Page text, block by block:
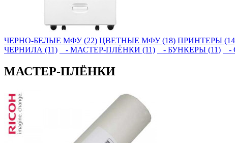
ЧЕРНО-БЕЛЫЕ МФУ (22) ЦВЕТНЫЕ МФУ (18) ПРИНТЕРЫ
ЧЕРНИЛА (11)
- МАСТЕР-ПЛЁНКИ (11) - БУНКЕРЫ (11) -
МАСТЕР-ПЛЁНКИ